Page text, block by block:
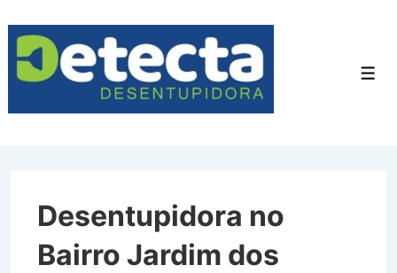
para
Conteúdo
Desentupidora no
Bairro Jardim dos